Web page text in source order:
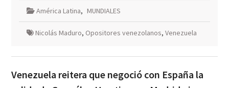
América Latina, MUNDIALES
Nicolás Maduro, Opositores venezolanos, Venezuela
Venezuela reitera que negoció con España la